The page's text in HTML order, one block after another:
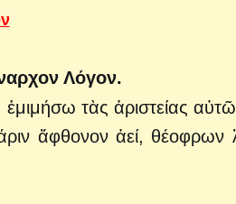
Λόγον.
τὰς ἀριστείας
ἄφθονον ἀεί, θέοφρων